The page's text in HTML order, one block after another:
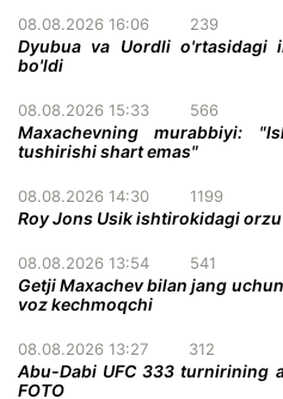
08.08.2026 16:06 239
Dyubua va Uordli o'rtasidagi
bo'ldi
08.08.2026 15:33 566
Maxachevning murabbiyi:
tushirishi shart emas"
08.08.2026 14:30 1199
Roy Jons Usik ishtirokidagi
08.08.2026 13:54 541
Getji Maxachev bilan jang
voz kechmoqchi
08.08.2026 13:27 312
Abu-Dabi UFC 333 turnirining
FOTO